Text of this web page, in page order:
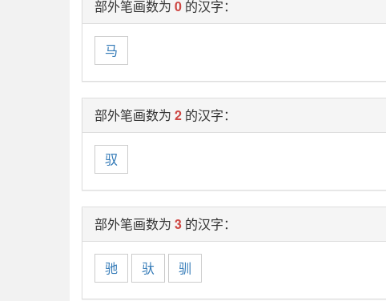
部外笔画数为 0 的汉字：
马
部外笔画数为 2 的汉字：
驭
部外笔画数为 3 的汉字：
驰 驮 驯